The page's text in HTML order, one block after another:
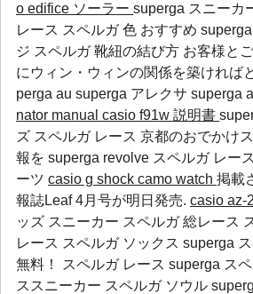
o edifice ソーラー superga スニーカ
レース スペルガ 色 おすすめ
ジ スペルガ 靴紐の結び方 お客様と
にウィン・ウィンの関係を築ければ
perga au superga アレクサ superga
nator manual casio f91w 説明書
ズ スペルガ レース 京都のおでかけ
報を superga revolve スペルガ レース
ーツ casio g shock camo watch 掲載
報誌Leaf 4月号が明日発売. casio az-
ッズ スニーカー スペルガ 総レース
レース スペルガ ソックス superga
無料！ スペルガ レース superga ス
ススニーカー スペルガ ソウル